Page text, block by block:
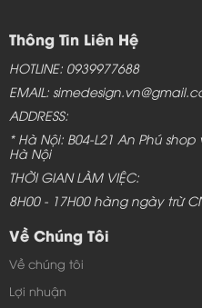
Thông Tin Liên Hệ
HOTLINE: 0939977688
EMAIL:
ADDRESS:
* Hà Nội: B04-L21 An Phú
Hà Nội
THỜI GIAN LÀM VIỆC:
8H00 - 17H00 hàng ngày trừ
Về Chúng Tôi
Về chúng tôi
Lợi nhuận